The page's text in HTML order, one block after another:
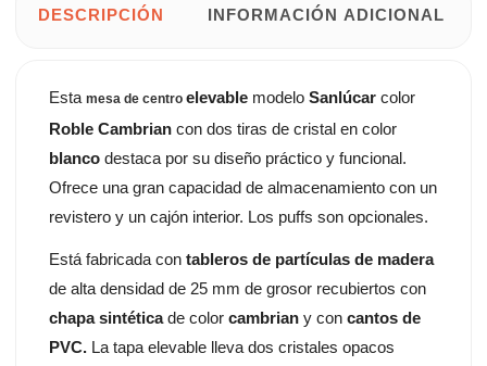
DESCRIPCIÓN INFORMACIÓN ADICIONAL
Estamesa de centro elevable modeloSanlúcar color
Roble Cambrian con dos tiras de cristal en color
blanco destaca por su diseño práctico y funcional.
Ofrece una gran capacidad de almacenamiento con un
revistero y un cajón interior. Los puffs son opcionales.
Está fabricada contableros de partículas de madera
de alta densidad de 25 mm de grosor recubiertos con
chapa sintéticade colorcambrian y concantos de
PVC. La tapa elevable lleva dos cristales opacos